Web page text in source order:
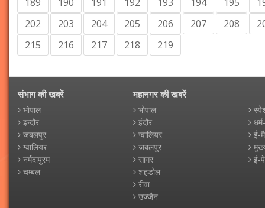
202
203 204 205 206 207 208
215
216 217 218 219
संभाग की खबरें
भोपाल
इन्दौर
जबलपुर
ग्वालियर
नर्मदापुरम
चम्बल
महानगर की खबरें
भोपाल
इंदौर
ग्वालियर
जबलपुर
सागर
शहडोल
रीवा
उज्जैन
ई-
ई-